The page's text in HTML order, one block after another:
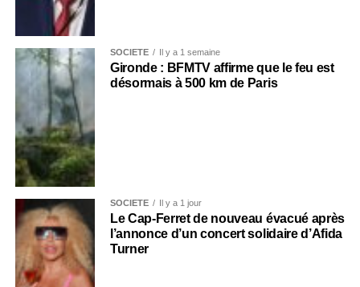
SOCIÉTÉ Il y a 1 semaine
Gironde : BFMTV affirme que le feu est
désormais à 500 km de Paris
SOCIÉTÉ Il y a 1 jour
Le Cap-Ferret de nouveau évacué après
l’annonce d’un concert solidaire d’Afida
Turner